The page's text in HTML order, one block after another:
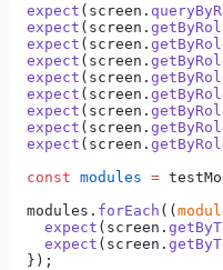
  expect
(screen.
  expect
(screen.
  expect
(screen.
  expect
(screen.
  expect
(screen.
  expect
(screen.
  expect
(screen.
  expect
(screen.
  expect
(screen.
  const
modules =
  modules.
forEach ((
    expect
(screen.
    expect
(screen.
  });